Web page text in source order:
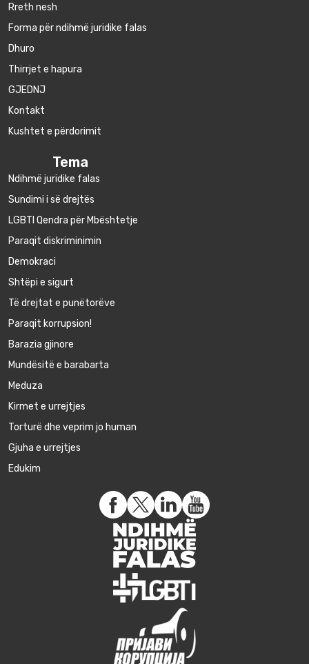
Rreth nesh
Forma për ndihmë juridike falas
Dhuro
Thirrjet e hapura
GJEDNJ
Kontakt
Kushtet e përdorimit
Tema
Ndihmë juridike falas
Sundimi i së drejtës
LGBTI Qendra për Mbështetje
Paraqit diskriminimin
Demokraci
Shtëpi e sigurt
Të drejtat e punëtorëve
Paraqit korrupsion!
Barazia gjinore
Mundësitë e barabarta
Meduza
Kirmet e urrejtjes
Torturë dhe veprim jo human
Gjuha e urrejtjes
Edukim